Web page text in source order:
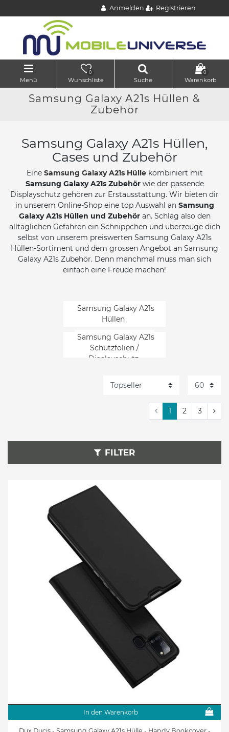
Anmelden Registrieren
Menü
0
Wunschliste Suche
0
Warenkorb
Samsung Galaxy A21s Hüllen &
Zubehör
Samsung Galaxy A21s Hüllen,
Cases und Zubehör
Eine Samsung Galaxy A21s Hüllekombiniert mit
Samsung Galaxy A21s Zubehörwie der passende
Displayschutz gehören zur Erstausstattung. Wir bieten dir
in unserem Online-Shop eine top Auswahl an Samsung
Galaxy A21s Hüllen und Zubehöran. Schlag also den
alltäglichen Gefahren ein Schnippchen und überzeuge dich
selbst von unserem preiswerten Samsung Galaxy A21s
Hüllen-Sortiment und dem grossen Angebot an Samsung
Galaxy A21s Zubehör. Denn manchmal muss man sich
einfach eine Freude machen!
Samsung Galaxy A21s
Hüllen
Samsung Galaxy A21s
Schutzfolien /
Displayschutz
und Adapter
Halterungen
Samsung Galaxy A21s
Selfie- und Fotozubehör
Samsung Galaxy A21s
Samsung Galaxy A21s
Saisonales Zubehör
1 2 3
FILTER
In den Warenkorb